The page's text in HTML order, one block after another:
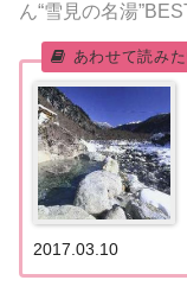
ん“雪見の名湯
2017.03.10